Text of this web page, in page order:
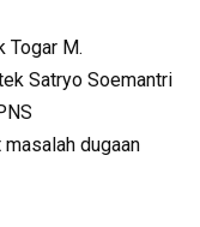
Togar M.
Satryo Soemantri
dugaan